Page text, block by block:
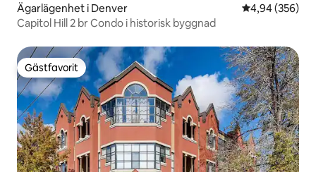
Ägarlägenhet i Denver 4,94 av 5 i
4,94 (356)
Capitol Hill 2 br Condo i historisk byggnad
Gästfavorit
Gästfavorit